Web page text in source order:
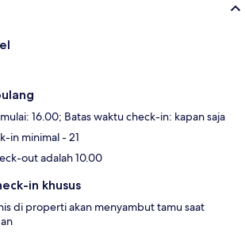
16.00; Batas waktu check-in: kapan saja
in minimal - 21
out adalah 10.00
in khusus
di properti akan menyambut tamu saat